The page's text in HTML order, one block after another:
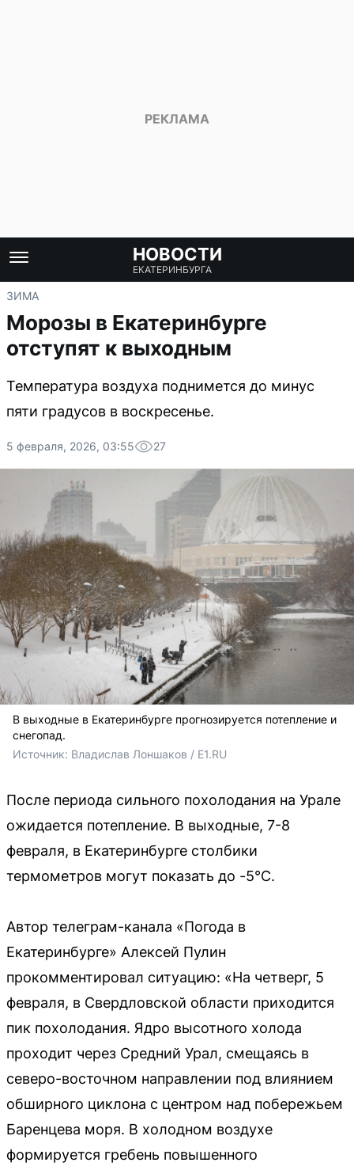
НОВОСТИ
ЕКАТЕРИНБУРГА
ЗИМА
Морозы в Екатеринбурге
отступят к выходным
Температура воздуха поднимется до минус
пяти градусов в воскресенье.
5 февраля, 2026, 03:55 27
В выходные в Екатеринбурге прогнозируется потепление и
снегопад.
Источник: Владислав Лоншаков / E1.RU
После периода сильного похолодания на Урале
ожидается потепление. В выходные, 7-8
февраля, в Екатеринбурге столбики
термометров могут показать до -5°C.
Автор телеграм-канала «Погода в
Екатеринбурге» Алексей Пулин
прокомментировал ситуацию: «На четверг, 5
февраля, в Свердловской области приходится
пик похолодания. Ядро высотного холода
проходит через Средний Урал, смещаясь в
северо-восточном направлении под влиянием
обширного циклона с центром над побережьем
Баренцева моря. В холодном воздухе
формируется гребень повышенного